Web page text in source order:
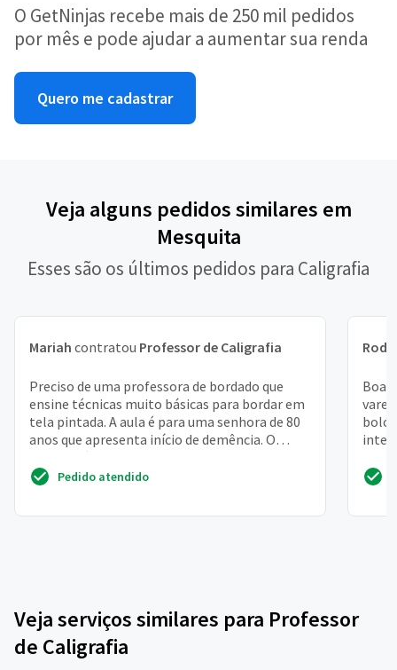
O GetNinjas recebe mais de 250 mil pedidos
por mês e pode ajudar a aumentar sua renda
Quero me cadastrar
Veja alguns pedidos similares em
Mesquita
Esses são os últimos pedidos para Caligrafia
Mariah contratou Professor de Caligrafia
Preciso de uma professora de bordado que
ensine técnicas muito básicas para bordar em
tela pintada. A aula é para uma senhora de 80
anos que apresenta início de demência. O
bordado é para...
Pedido atendido
Boa
Veja serviços similares para Professor
de Caligrafia